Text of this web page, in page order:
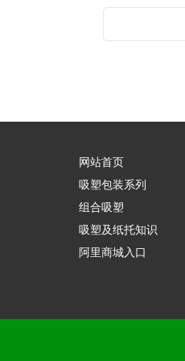
网站首页
吸塑包装系列
组合吸塑
吸塑及纸托知识
阿里商城入口